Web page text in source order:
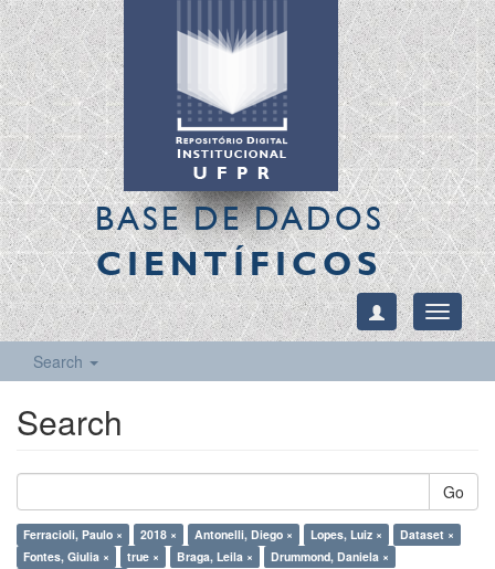
BASE DE DADOS
CIENTÍFICOS
Toggle
Search
Search
Go
Ferracioli, Paulo × 2018 × Antonelli, Diego × Lopes, Luiz ×
Dataset ×
Fontes, Giulia ×
true × Braga, Leila ×
Drummond, Daniela ×